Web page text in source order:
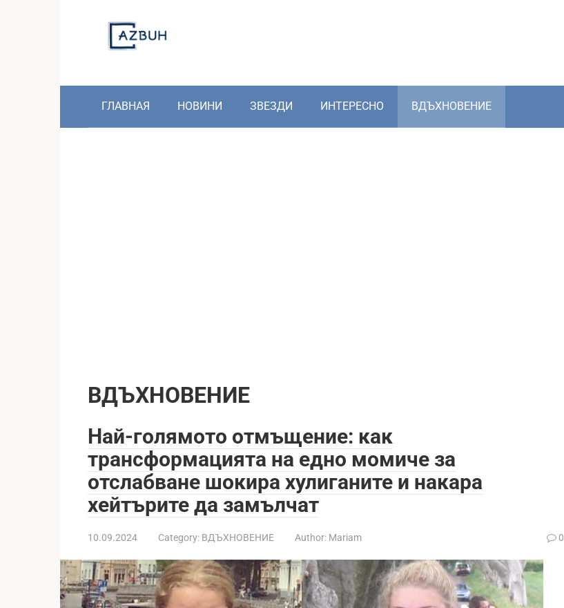
ГЛАВНАЯ НОВИНИ ЗВЕЗДИ ИНТЕРЕСНО ВДЪХНОВЕНИЕ
ВДЪХНОВЕНИЕ
Най-голямото отмъщение: как
трансформацията на едно момиче за
отслабване шокира хулиганите и накара
хейтърите да замълчат
10.09.2024 Category: ВДЪХНОВЕНИЕ Author: Mariam 0